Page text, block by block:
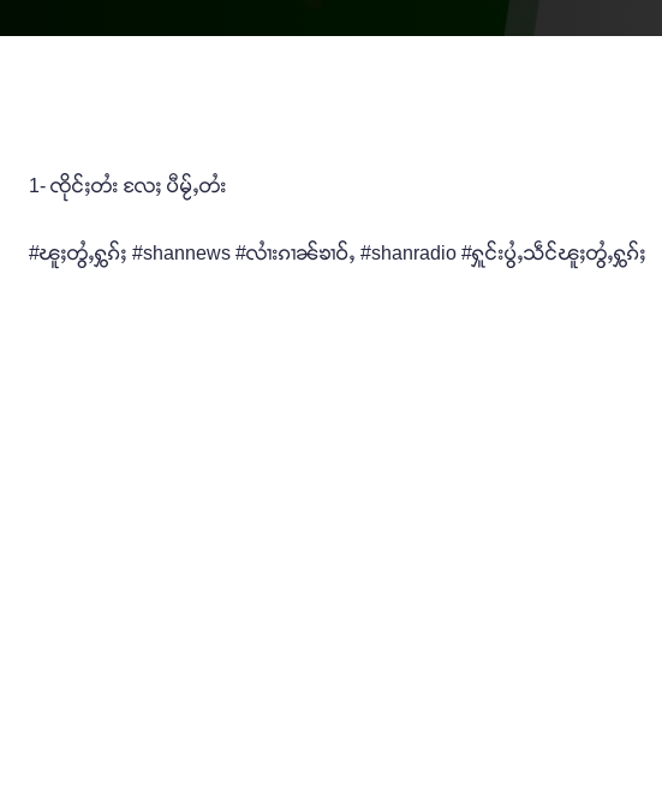
1- ၸိုင်ႈတႆး လႄႈ ပီမႂ်ႇတႆး
#ၽူႈတွႆႇႁွၵ်ႈ #shannews #လၢႆးၵၢၼ်ၶၢဝ်ႇ #shanradio #ႁူင်းပွႆႇသဵင်ၽူႈတွႆႇႁွၵ်ႈ